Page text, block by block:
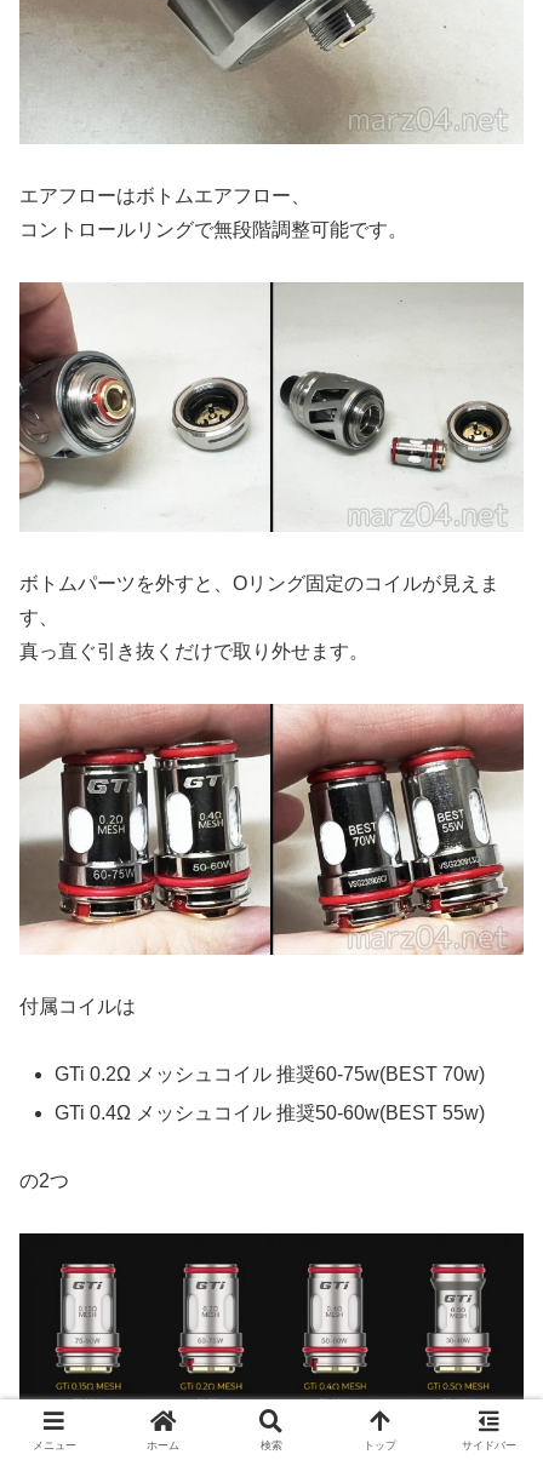
エアフローはボトムエアフロー、
コントロールリングで無段階調整可能です。
ボトムパーツを外すと、Oリング固定のコイルが見えま
す、
真っ直ぐ引き抜くだけで取り外せます。
付属コイルは
GTi 0.2Ω メッシュコイル 推奨60-75w(BEST 70w)
GTi 0.4Ω メッシュコイル 推奨50-60w(BEST 55w)
の2つ
メニュー ホーム 検索 トップ サイドバー